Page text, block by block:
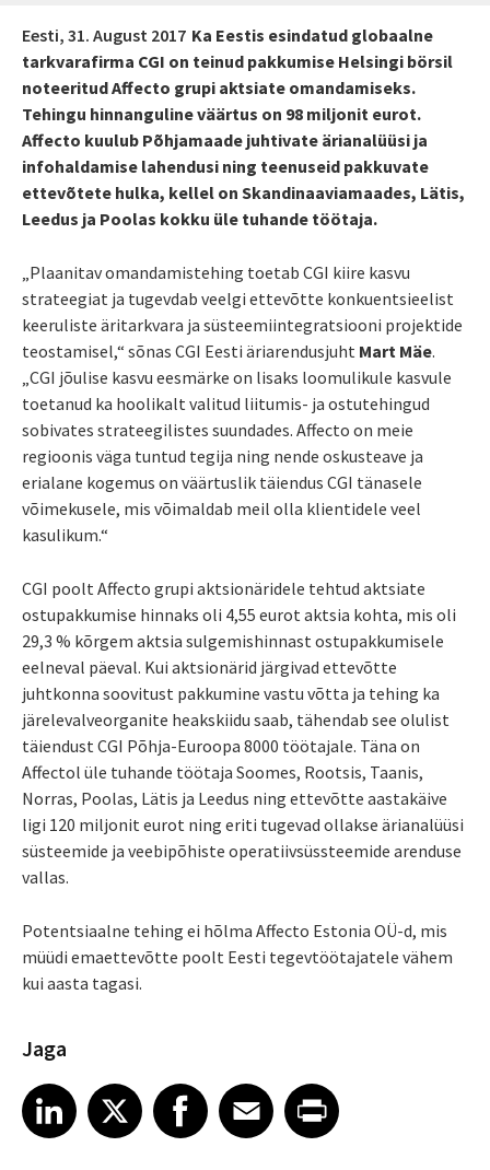
Eesti, 31. August 2017 Ka Eestis esindatud globaalne
tarkvarafirma CGI on teinud pakkumise Helsingi börsil
noteeritud Affecto grupi aktsiate omandamiseks.
Tehingu hinnanguline väärtus on 98 miljonit eurot.
Affecto kuulub Põhjamaade juhtivate ärianalüüsi ja
infohaldamise lahendusi ning teenuseid pakkuvate
ettevõtete hulka, kellel on Skandinaaviamaades, Lätis,
Leedus ja Poolas kokku üle tuhande töötaja.
„Plaanitav omandamistehing toetab CGI kiire kasvu
strateegiat ja tugevdab veelgi ettevõtte konkuentsieelist
keeruliste äritarkvara ja süsteemiintegratsiooni projektide
teostamisel,“ sõnas CGI Eesti äriarendusjuht Mart Mäe.
„CGI jõulise kasvu eesmärke on lisaks loomulikule kasvule
toetanud ka hoolikalt valitud liitumis- ja ostutehingud
sobivates strateegilistes suundades. Affecto on meie
regioonis väga tuntud tegija ning nende oskusteave ja
erialane kogemus on väärtuslik täiendus CGI tänasele
võimekusele, mis võimaldab meil olla klientidele veel
kasulikum.“
CGI poolt Affecto grupi aktsionäridele tehtud aktsiate
ostupakkumise hinnaks oli 4,55 eurot aktsia kohta, mis oli
29,3 % kõrgem aktsia sulgemishinnast ostupakkumisele
eelneval päeval. Kui aktsionärid järgivad ettevõtte
juhtkonna soovitust pakkumine vastu võtta ja tehing ka
järelevalveorganite heakskiidu saab, tähendab see olulist
täiendust CGI Põhja-Euroopa 8000 töötajale. Täna on
Affectol üle tuhande töötaja Soomes, Rootsis, Taanis,
Norras, Poolas, Lätis ja Leedus ning ettevõtte aastakäive
ligi 120 miljonit eurot ning eriti tugevad ollakse ärianalüüsi
süsteemide ja veebipõhiste operatiivsüssteemide arenduse
vallas.
Potentsiaalne tehing ei hõlma Affecto Estonia OÜ-d, mis
müüdi emaettevõtte poolt Eesti tegevtöötajatele vähem
kui aasta tagasi.
Jaga
Share article on LinkedIn
LinkedIn
Share article on XShare article on Facebook
Facebook
Share article on Email
EmailShare article on Print